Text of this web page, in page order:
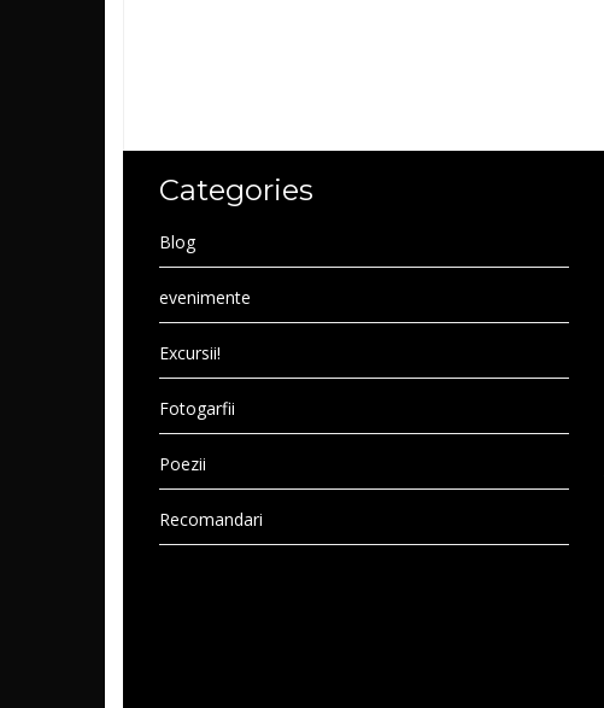
Categories
Blog
evenimente
Excursii!
Fotogarfii
Poezii
Recomandari